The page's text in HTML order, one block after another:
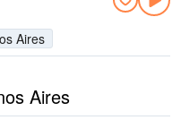
Aires
Aires